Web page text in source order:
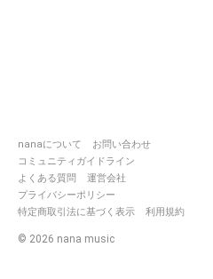
nanaについて
お問い合わせ
コミュニティガイドライン
よくある質問
運営会社
プライバシーポリシー
特定商取引法に基づく表示
利用規約
© 2026 nana music